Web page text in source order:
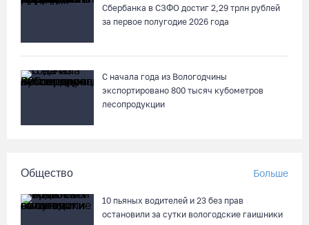
Сбербанка в СЗФО достиг 2,29 трлн рублей
за первое полугодие 2026 года
С начала года из Вологодчины
экспортировано 800 тысяч кубометров
лесопродукции
Общество Больше
10 пьяных водителей и 23 без прав
остановили за сутки вологодские гаишники